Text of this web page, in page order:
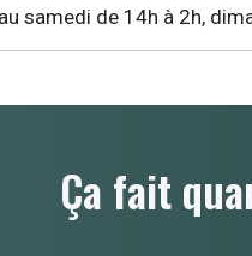
samedi de 14h à 2h,
Ça fait